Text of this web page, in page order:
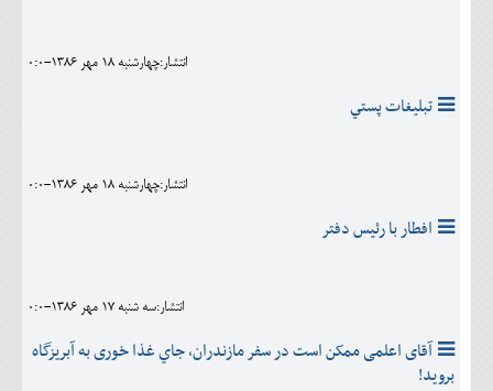
انتشار:چهارشنبه 18 مهر 1386-0:0
تبليغات پستي
انتشار:چهارشنبه 18 مهر 1386-0:0
افطار با رئيس دفتر
انتشار:سه شنبه 17 مهر 1386-0:0
آقای اعلمی ممکن است در سفر مازندران، جاي غذا خوری به آبریزگاه
برويد!